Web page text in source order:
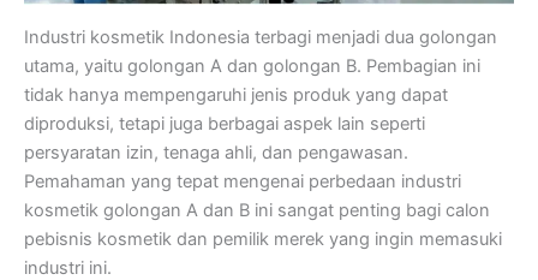
Industri kosmetik Indonesia terbagi menjadi dua golongan
utama, yaitu golongan A dan golongan B. Pembagian ini
tidak hanya mempengaruhi jenis produk yang dapat
diproduksi, tetapi juga berbagai aspek lain seperti
persyaratan izin, tenaga ahli, dan pengawasan.
Pemahaman yang tepat mengenai perbedaan industri
kosmetik golongan A dan B ini sangat penting bagi calon
pebisnis kosmetik dan pemilik merek yang ingin memasuki
industri ini.